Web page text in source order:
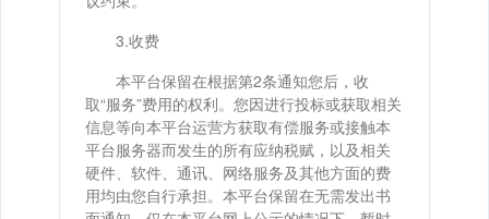
3.收费
本平台保留在根据第2条通知您后，收
取“服务”费用的权利。您因进行投标或获取相关
信息等向本平台运营方获取有偿服务或接触本
平台服务器而发生的所有应纳税赋，以及相关
硬件、软件、通讯、网络服务及其他方面的费
用均由您自行承担。本平台保留在无需发出书